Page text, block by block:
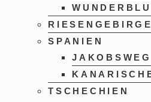
RIESENGEBIRGE
SPANIEN
JAKOBSWEG
TSCHECHIEN